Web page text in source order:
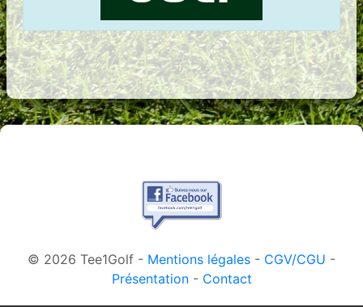
© 2026 Tee1Golf - Mentions légales - CGV/CGU -
Présentation- Contact